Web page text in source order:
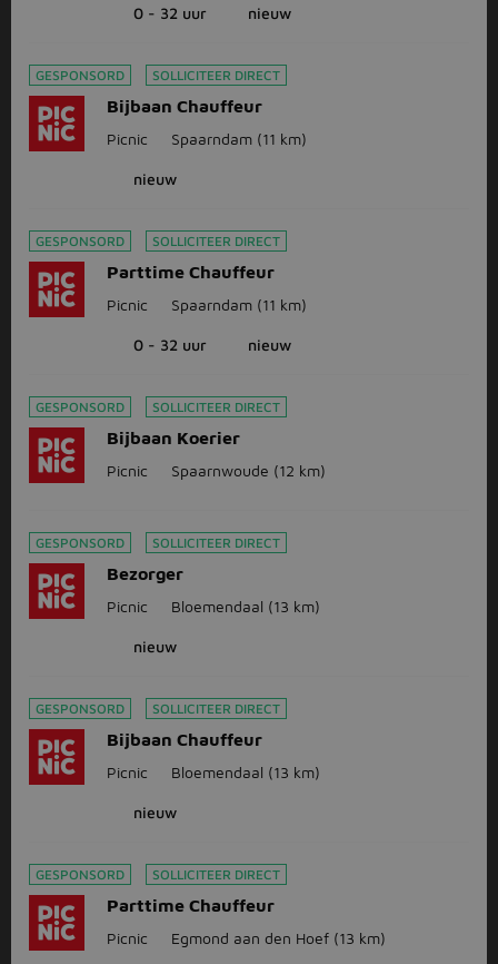
0 - 32 uur nieuw
GESPONSORD SOLLICITEER DIRECT
Bijbaan Chauffeur
Picnic Spaarndam (11 km)
nieuw
GESPONSORD SOLLICITEER DIRECT
Parttime Chauffeur
Picnic Spaarndam (11 km)
0 - 32 uur nieuw
GESPONSORD SOLLICITEER DIRECT
Bijbaan Koerier
Picnic Spaarnwoude (12 km)
GESPONSORD SOLLICITEER DIRECT
Bezorger
Picnic Bloemendaal (13 km)
nieuw
GESPONSORD SOLLICITEER DIRECT
Bijbaan Chauffeur
Picnic Bloemendaal (13 km)
nieuw
GESPONSORD SOLLICITEER DIRECT
Parttime Chauffeur
Picnic Egmond aan den Hoef (13 km)